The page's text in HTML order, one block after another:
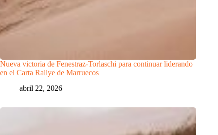
Nueva victoria de Fenestraz-Torlaschi para continuar liderando
en el Carta Rallye de Marruecos
abril 22, 2026